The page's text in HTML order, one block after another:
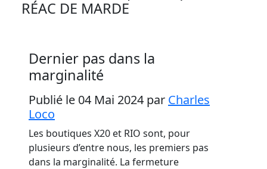
RÉAC DE MARDE
Dernier pas dans la
marginalité
Publié le 04 Mai 2024 par Charles
Loco
Les boutiques X20 et RIO sont, pour
plusieurs d’entre nous, les premiers pas
dans la marginalité. La fermeture